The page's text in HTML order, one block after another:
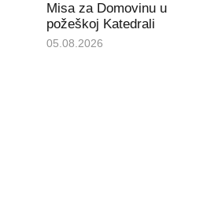
Misa za Domovinu u
požeškoj Katedrali
05.08.2026